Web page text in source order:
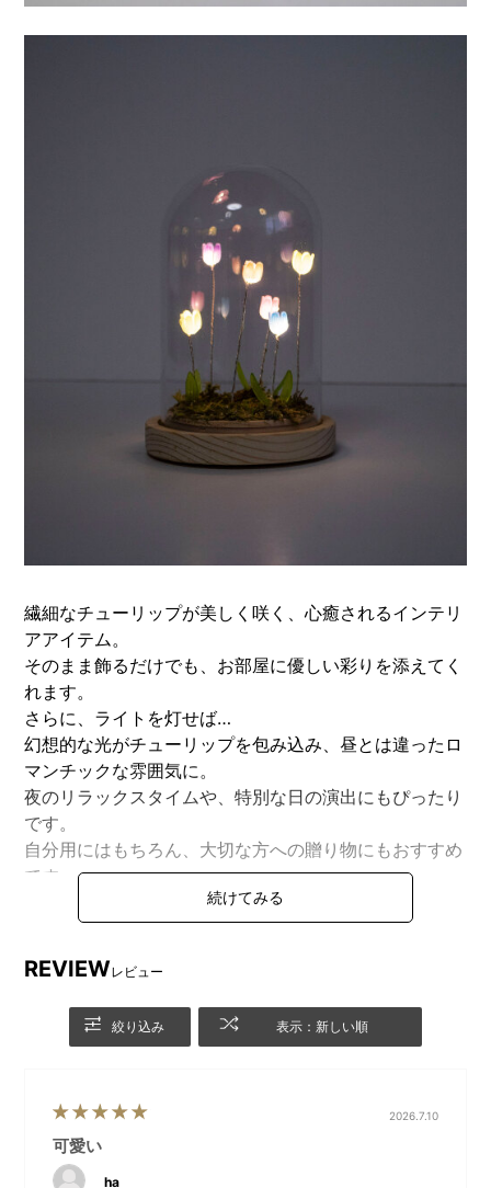
繊細なチューリップが美しく咲く、心癒されるインテリ
アアイテム。
そのまま飾るだけでも、お部屋に優しい彩りを添えてく
れます。
さらに、ライトを灯せば…
幻想的な光がチューリップを包み込み、昼とは違ったロ
マンチックな雰囲気に。
夜のリラックスタイムや、特別な日の演出にもぴったり
です。
自分用にはもちろん、大切な方への贈り物にもおすすめ
です。
※こちらの画像はミックスカラーのイメージです。
DETAIL 商品詳細
REVIEWレビュー
絞り込み 表示：新しい順
2026.7.10
可愛い
ha